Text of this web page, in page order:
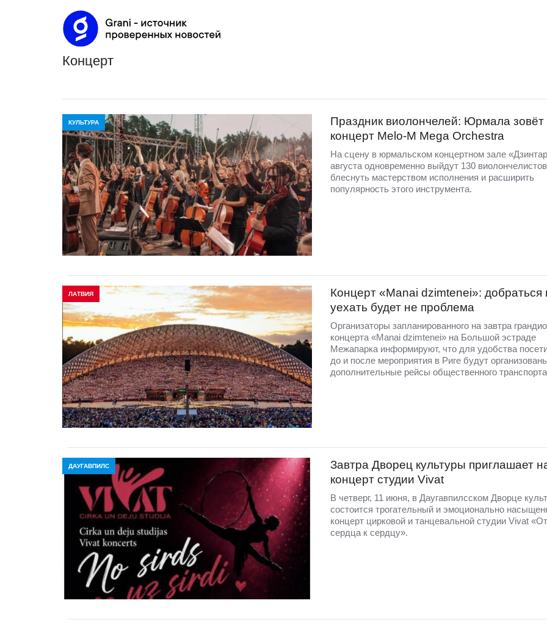
концерт
КУЛЬТУРА
Праздник виолончелей: Юрмала зовёт
концерт Melo-M Mega Orchestra
На сцену в юрмальском концертном зале
августа одновременно выйдут 130
блеснуть мастерством исполнения и расширить
популярность этого инструмента.
ЛАТВИЯ
Концерт «Manai dzimtenei»: добраться
уехать будет не проблема
Организаторы запланированного на завтра
концерта «Manai dzimtenei» на Большой эстраде
Межапарка информируют, что для удобства
до и после мероприятия в Риге будут
дополнительные рейсы общественного
ДАУГАВПИЛС
Завтра Дворец культуры приглашает
концерт студии Vivat
В четверг, 11 июня, в Даугавпилсском Дворце
состоится трогательный и эмоционально
концерт цирковой и танцевальной студии Vivat «От
сердца к сердцу».